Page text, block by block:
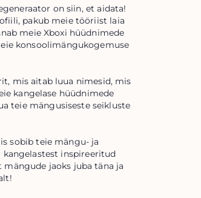
on siin, et aidata!
pakub meie tööriist laia
meie Xboxi hüüdnimede
konsoolimängukogemuse
mis aitab luua nimesid, mis
kangelase hüüdnimede
teie mängusiseste seikluste
sobib teie mängu- ja
kangelastest inspireeritud
jaoks juba täna ja